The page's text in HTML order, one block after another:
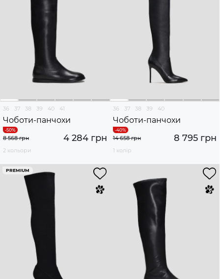
36 37 38 39 40 41
Чоботи-панчохи
4 284 грн
8 568 грн
2 кольори
36 37 38 39 40
Чоботи-панчохи
8 795 грн
14 658 грн
1 колір
PREMIUM